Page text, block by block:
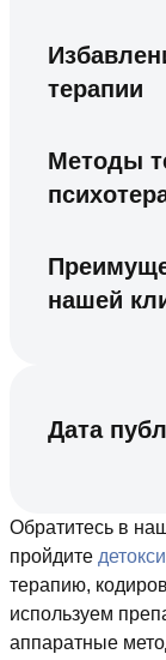
терапии
Методы
нашей
Дата
Обратитесь в
пройдите
терапию,
используем
аппаратные